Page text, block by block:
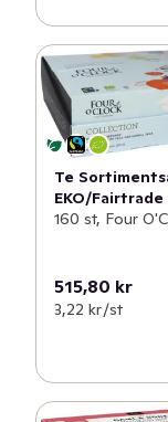
Te
EKO/
160 st, Four
515,80 kr
3,22 kr /st